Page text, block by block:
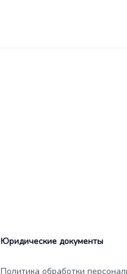
Юридические документы
Политика обработки